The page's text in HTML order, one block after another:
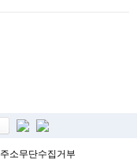
소무단수집거부